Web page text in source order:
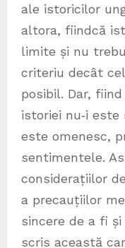
ale istoricilor
altora, fiindcă
limite și nu
criteriu decât
posibil. Dar,
istoriei nu‑i
este omenesc,
sentimentele.
considerațiilor
a precauțiilor
sincere de a fi
scris această